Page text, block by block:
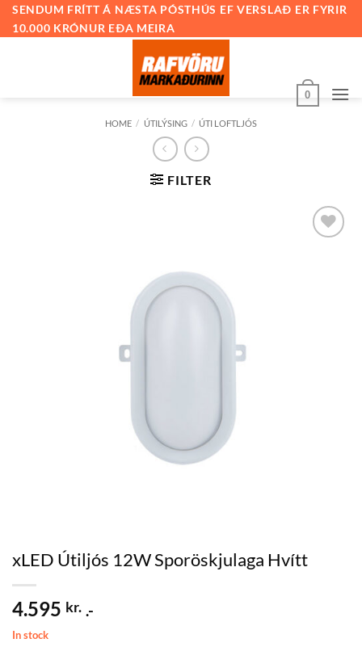
SkipSENDUM FRÍTT Á NÆSTA PÓSTHÚS EF VERSLAÐ ER FYRIR
10.000 KRÓNUR EÐA MEIRA
0
HOME / ÚTILÝSING / ÚTI LOFTLJÓS
FILTER
xLED Útiljós 12W Sporöskjulaga Hvítt
4.595 kr. .-
In stock